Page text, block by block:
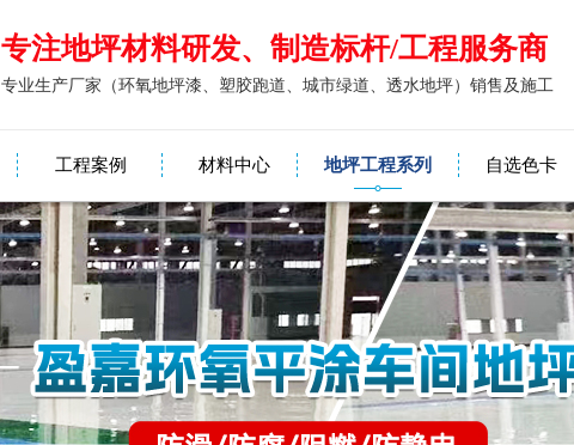
专注地坪材料研发、制造标杆/工程服务商
专业生产厂家（环氧地坪漆、塑胶跑道、城市绿道、透水地坪）销售及施工
工程案例 材料中心 地坪工程系列 自选色卡